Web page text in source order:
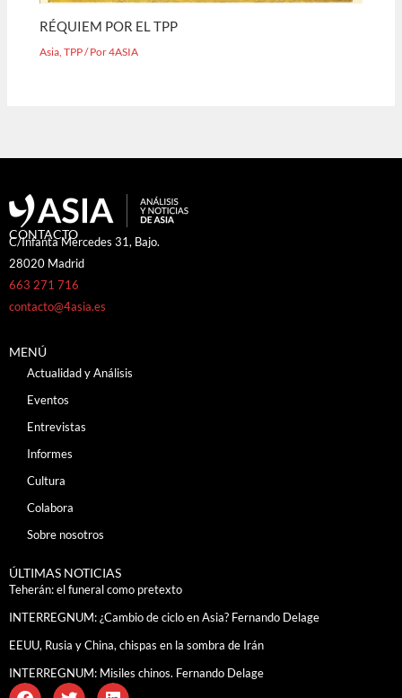
RÉQUIEM POR EL TPP
Asia ,TPP/ Por4ASIA
CONTACTO
C/Infanta Mercedes 31, Bajo.
28020 Madrid
663 271 716
contacto@4asia.es
MENÚ
Actualidad y Análisis
Eventos
Entrevistas
Informes
Cultura
Colabora
Sobre nosotros
ÚLTIMAS NOTICIAS
Teherán: el funeral como pretexto
INTERREGNUM: ¿Cambio de ciclo en Asia? Fernando Delage
EEUU, Rusia y China, chispas en la sombra de Irán
INTERREGNUM: Misiles chinos. Fernando Delage